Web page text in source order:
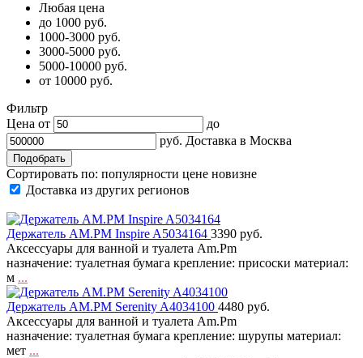
Любая цена
до 1000 руб.
1000-3000 руб.
3000-5000 руб.
5000-10000 руб.
от 10000 руб.
Фильтр
Цена от
до
руб. Доставка в Москва
Сортировать по: популярности цене новизне
Доставка из других регионов
Держатель AM.PM Inspire A5034164 3390 руб.
Аксессуары для ванной и туалета Am.Pm
назначение: туалетная бумага крепление: присоски материал:
м ...
Держатель AM.PM Serenity A4034100 4480 руб.
Аксессуары для ванной и туалета Am.Pm
назначение: туалетная бумага крепление: шурупы материал:
мет ...